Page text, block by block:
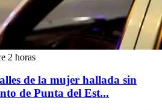
2 horas
de la mujer hallada sin
de Punta del Est...